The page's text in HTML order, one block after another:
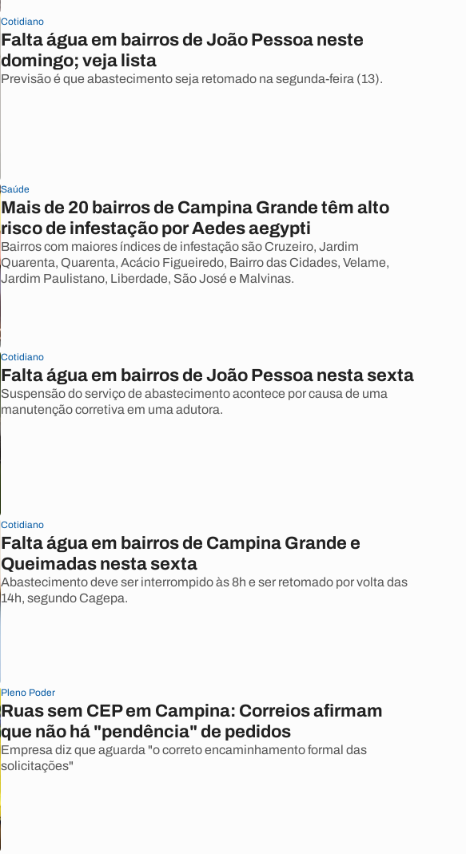
Cotidiano
Falta água em bairros de João Pessoa neste
domingo; veja lista
Previsão é que abastecimento seja retomado na segunda-feira (13).
Saúde
Mais de 20 bairros de Campina Grande têm alto
risco de infestação por Aedes aegypti
Bairros com maiores índices de infestação são Cruzeiro, Jardim
Quarenta, Quarenta, Acácio Figueiredo, Bairro das Cidades, Velame,
Jardim Paulistano, Liberdade, São José e Malvinas.
Cotidiano
Falta água em bairros de João Pessoa nesta sexta
Suspensão do serviço de abastecimento acontece por causa de uma
manutenção corretiva em uma adutora.
Cotidiano
Falta água em bairros de Campina Grande e
Queimadas nesta sexta
Abastecimento deve ser interrompido às 8h e ser retomado por volta das
14h, segundo Cagepa.
Pleno Poder
Ruas sem CEP em Campina: Correios afirmam
que não há "pendência" de pedidos
Empresa diz que aguarda "o correto encaminhamento formal das
solicitações"